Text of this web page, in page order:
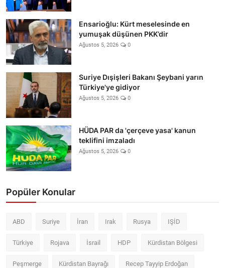
Ensarioğlu: Kürt meselesinde en
yumuşak düşünen PKK’dir
Ağustos 5, 2026 0
Suriye Dışişleri Bakanı Şeybani yarın
Türkiye'ye gidiyor
Ağustos 5, 2026 0
HÜDA PAR da 'çerçeve yasa' kanun
teklifini imzaladı
Ağustos 5, 2026 0
Popüler Konular
ABD Suriye İran Irak Rusya IŞİD
Türkiye Rojava İsrail HDP Kürdistan Bölgesi
Peşmerge Kürdistan Bayrağı Recep Tayyip Erdoğan